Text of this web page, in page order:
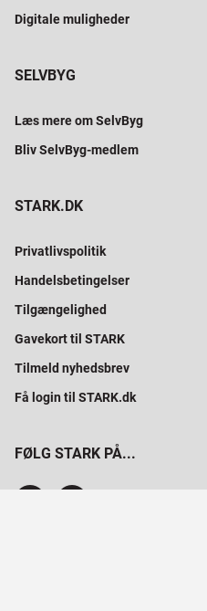
Digitale muligheder
SELVBYG
Læs mere om SelvByg
Bliv SelvByg-medlem
STARK.DK
Privatlivspolitik
Handelsbetingelser
Tilgængelighed
Gavekort til STARK
Tilmeld nyhedsbrev
Få login til STARK.dk
FØLG STARK PÅ...